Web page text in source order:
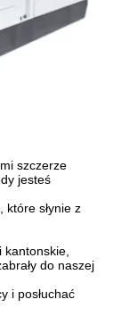
szczerze
jesteś
które słynie z
do naszej
i posłuchać